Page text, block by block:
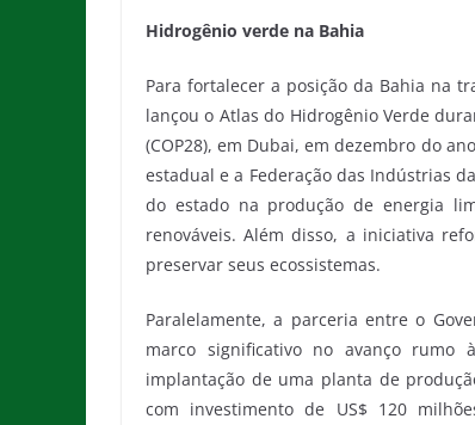
Hidrogênio verde na Bahia
Para fortalecer a posição da Bahia na
lançou o Atlas do Hidrogênio Verde
(COP28), em Dubai, em dezembro do
estadual e a Federação das Indústrias
do estado na produção de energia
renováveis. Além disso, a iniciativa
preservar seus ecossistemas.
Paralelamente, a parceria entre o
marco significativo no avanço
implantação de uma planta de
com investimento de US$ 120